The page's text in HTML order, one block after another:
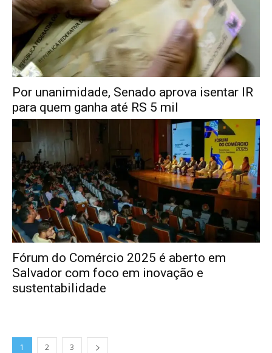
Por unanimidade, Senado aprova isentar IR
para quem ganha até RS 5 mil
Fórum do Comércio 2025 é aberto em
Salvador com foco em inovação e
sustentabilidade
1 2 3